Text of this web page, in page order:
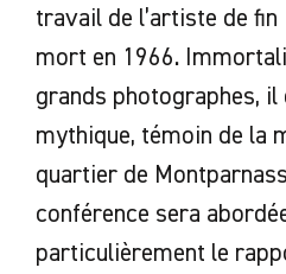
travail de l’artiste de fin
mort en 1966.
grands photographes, il
mythique, témoin de la
quartier de
conférence sera
particulièrement le